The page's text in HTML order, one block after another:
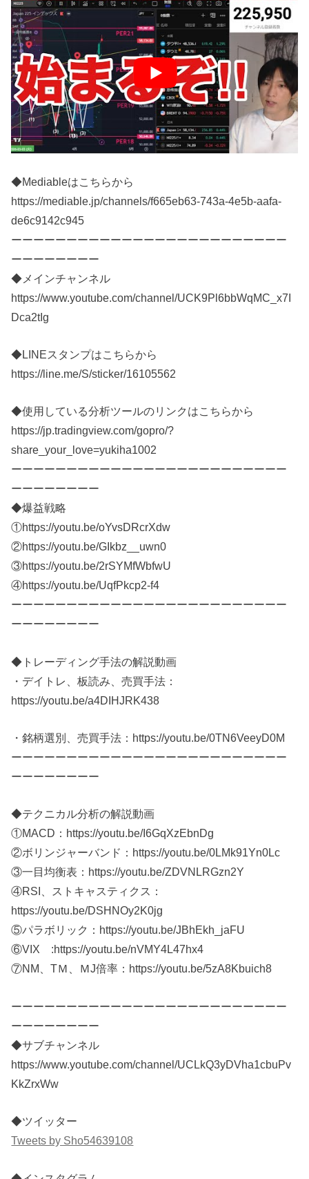
◆Mediableはこちらから
https://mediable.jp/channels/f665eb63-743a-4e5b-aafa-
de6c9142c945
ーーーーーーーーーーーーーーーーーーーーーーーーー
ーーーーーーーー
◆メインチャンネル
https://www.youtube.com/channel/UCK9Pl6bbWqMC_x7I
Dca2tIg
◆LINEスタンプはこちらから
https://line.me/S/sticker/16105562
◆使用している分析ツールのリンクはこちらから
https://jp.tradingview.com/gopro/?
share_your_love=yukiha1002
ーーーーーーーーーーーーーーーーーーーーーーーーー
ーーーーーーーー
◆爆益戦略
①https://youtu.be/oYvsDRcrXdw
②https://youtu.be/GIkbz__uwn0
③https://youtu.be/2rSYMfWbfwU
④https://youtu.be/UqfPkcp2-f4
ーーーーーーーーーーーーーーーーーーーーーーーーー
ーーーーーーーー
◆トレーディング手法の解説動画
・デイトレ、板読み、売買手法：
https://youtu.be/a4DIHJRK438​
・銘柄選別、売買手法：https://youtu.be/0TN6VeeyD0M​
ーーーーーーーーーーーーーーーーーーーーーーーーー
ーーーーーーーー
◆テクニカル分析の解説動画
①MACD：https://youtu.be/I6GqXzEbnDg​
②ボリンジャーバンド：https://youtu.be/0LMk91Yn0Lc​
③一目均衡表：https://youtu.be/ZDVNLRGzn2Y​
④RSI、ストキャスティクス：
https://youtu.be/DSHNOy2K0jg​
⑤パラボリック：https://youtu.be/JBhEkh_jaFU​
⑥VIX :https://youtu.be/nVMY4L47hx4
⑦NM、TＭ、ＭJ倍率：https://youtu.be/5zA8Kbuich8
ーーーーーーーーーーーーーーーーーーーーーーーーー
ーーーーーーーー
◆サブチャンネル
https://www.youtube.com/channel/UCLkQ3yDVha1cbuPv
KkZrxWw
◆ツイッター
Tweets by Sho54639108